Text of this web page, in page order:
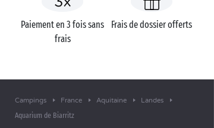
Paiement en 3 fois sans
frais
Frais de dossier offerts
Campings France Aquitaine Landes
Aquarium de Biarritz